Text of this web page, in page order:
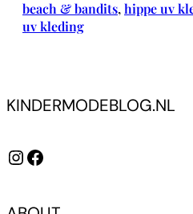
beach & bandits, hippe uv
uv kleding
KINDERMODEBLOG.NL
InstagramFacebook